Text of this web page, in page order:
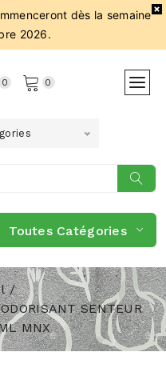
dès la semaine
2026.
0 0
Toutes Catégories
SENTEUR
MNX